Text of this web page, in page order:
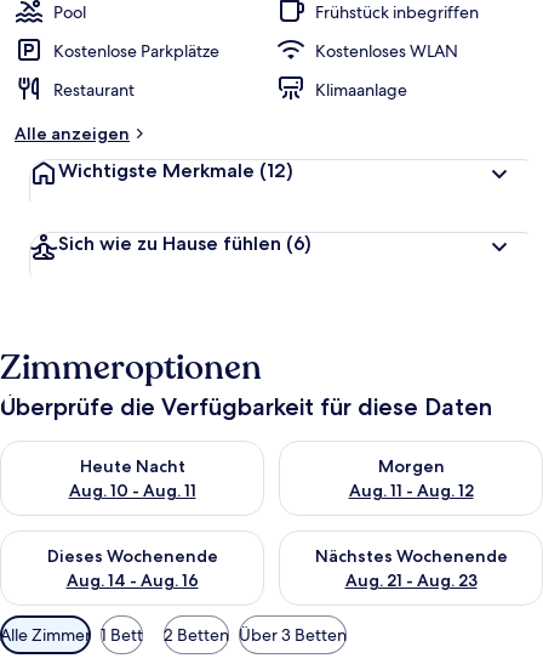
r
Pool
Frühstück inbegriffen
Kostenlose Parkplätze
Kostenloses WLAN
Restaurant
Klimaanlage
Alle anzeigen
Wichtigste Merkmale (12)
Sich wie zu Hause fühlen (6)
Zimmeroptionen
Überprüfe die Verfügbarkeit für diese Daten
Heute Nacht
Aug. 10 - Aug. 11
Überprüfe die Verfügbarkeit für heute Nacht, Aug. 10 - Aug.
Morgen
Aug. 11 - Aug. 12
Überprüfe die Verfügbarkeit
Dieses Wochenende
Aug. 14 - Aug. 16
Überprüfe die Verfügbarkeit für dieses Wochenende, Aug. 14
Nächstes Wochenende
Aug. 21 - Aug. 23
Überprüfe die Verfügbarkeit
Verfügbare
Filter
Alle Zimmer 1 Bett 2 Betten Über 3 Betten